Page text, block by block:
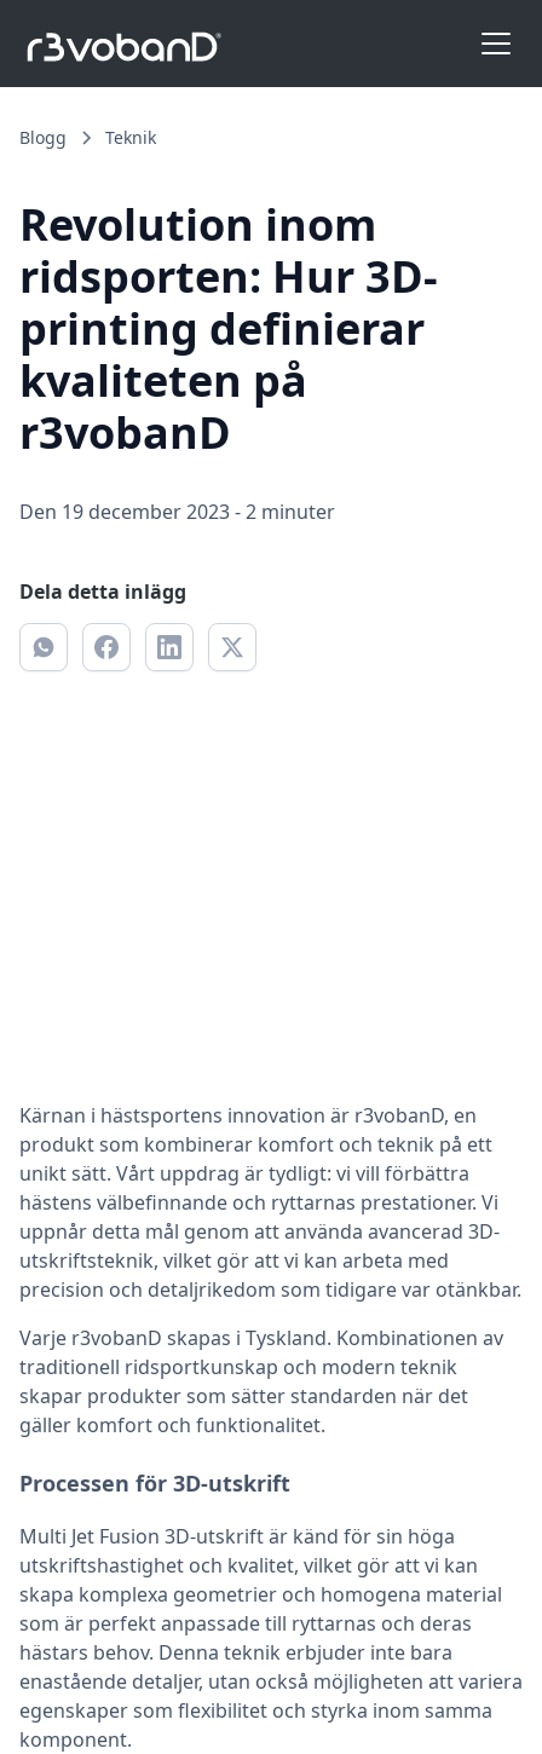
Blogg Teknik
Revolution inom
ridsporten: Hur 3D-
printing definierar
kvaliteten på
r3vobanD
Den 19 december 2023-2 minuter
Dela detta inlägg
Kärnan i hästsportens innovation är r3vobanD, en
produkt som kombinerar komfort och teknik på ett
unikt sätt. Vårt uppdrag är tydligt: vi vill förbättra
hästens välbefinnande och ryttarnas prestationer. Vi
uppnår detta mål genom att använda avancerad 3D-
utskriftsteknik, vilket gör att vi kan arbeta med
precision och detaljrikedom som tidigare var otänkbar.
Varje r3vobanD skapas i Tyskland. Kombinationen av
traditionell ridsportkunskap och modern teknik
skapar produkter som sätter standarden när det
gäller komfort och funktionalitet.
Processen för 3D-utskrift
Multi Jet Fusion 3D-utskrift är känd för sin höga
utskriftshastighet och kvalitet, vilket gör att vi kan
skapa komplexa geometrier och homogena material
som är perfekt anpassade till ryttarnas och deras
hästars behov. Denna teknik erbjuder inte bara
enastående detaljer, utan också möjligheten att variera
egenskaper som flexibilitet och styrka inom samma
komponent.